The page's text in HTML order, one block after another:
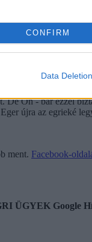
CONFIRM
Data Deletion
a
- írta Jánosi, aki
uralma után
Ön - bár ezzel
újra az egrieké
ment. Facebook-
ÜGYEK Google